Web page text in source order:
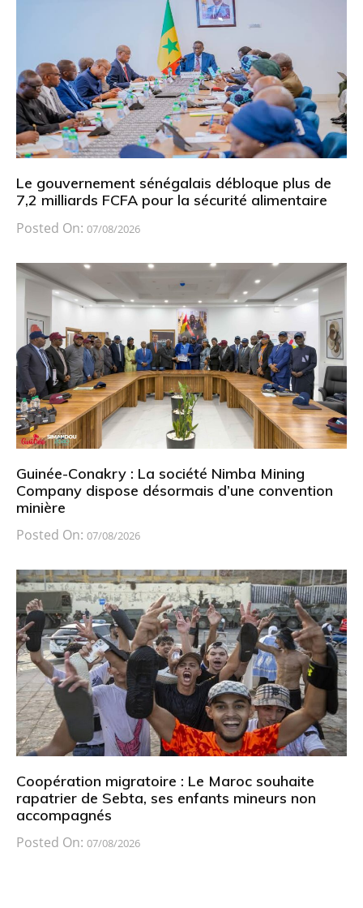
Le gouvernement sénégalais débloque plus de
7,2 milliards FCFA pour la sécurité alimentaire
Posted On: 07/08/2026
Guinée-Conakry : La société Nimba Mining
Company dispose désormais d’une convention
minière
Posted On: 07/08/2026
Coopération migratoire : Le Maroc souhaite
rapatrier de Sebta, ses enfants mineurs non
accompagnés
Posted On: 07/08/2026